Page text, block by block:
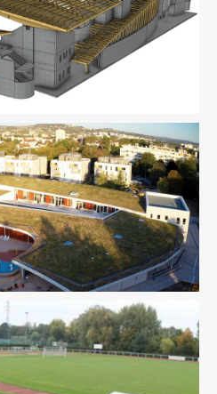
Sportif Structure
Sportif Structure VRD